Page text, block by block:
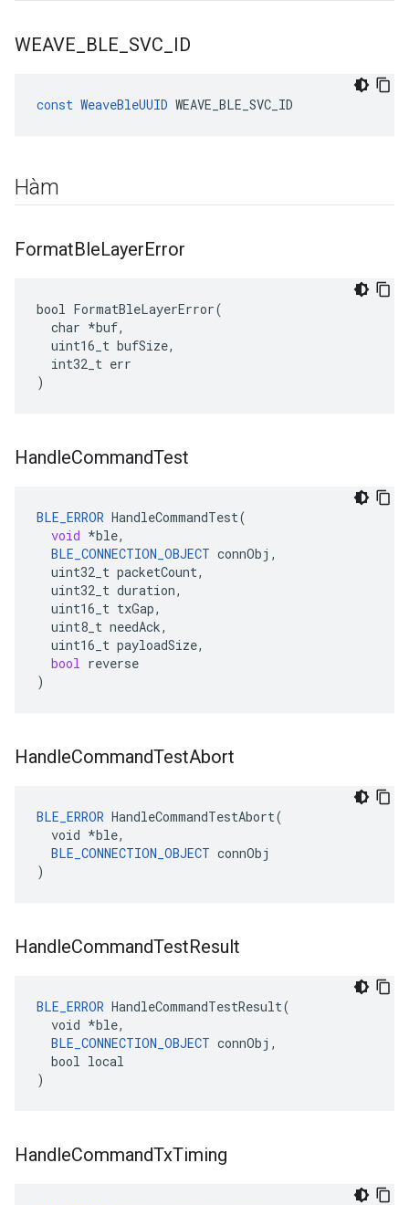
WEAVE BLE SVC ID
const WeaveBleUUID WEAVE_BLE_SVC_ID
Hàm
FormatBleLayerError
bool FormatBleLayerError(
  char *buf,
  uint16_t bufSize,
  int32_t err
)
HandleCommandTest
BLE_ERROR HandleCommandTest(
void *ble,
BLE_CONNECTION_OBJECT connObj ,
uint32_t packetCount,
uint32_t duration,
uint16_t txGap,
uint8_t needAck,
uint16_t payloadSize,
bool reverse
)
HandleCommandTestAbort
BLE_ERROR HandleCommandTestAbort(
  void *ble,
BLE_CONNECTION_OBJECT connObj
)
HandleCommandTestResult
BLE_ERROR HandleCommandTestResult(
  void *ble,
BLE_CONNECTION_OBJECT connObj,
  bool local
)
HandleCommandTxTiming